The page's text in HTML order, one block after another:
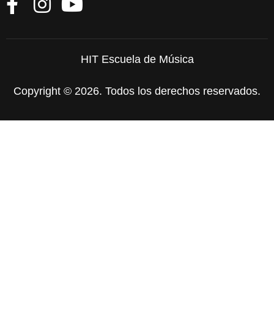
HIT Escuela de Música
Copyright © 2026. Todos los derechos reservados.